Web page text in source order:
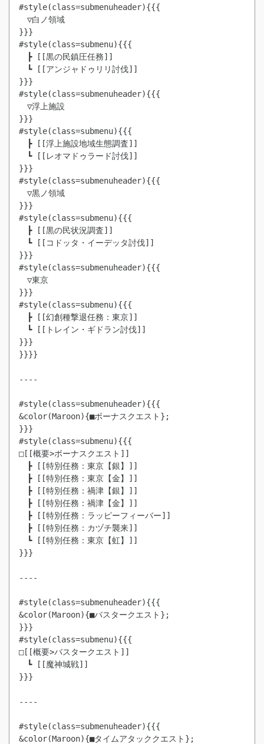
#style(class=submenuheader){{{
▽白ノ領域
}}}
#style(class=submenu){{{
┣ [[黒の民鎮圧任務]]
┗ [[アンジャドゥリリ討伐]]
}}}
#style(class=submenuheader){{{
▽浮上施設
}}}
#style(class=submenu){{{
┣ [[浮上施設地域生態調査]]
┗ [[レオマドゥラード討伐]]
}}}
#style(class=submenuheader){{{
▽黒ノ領域
}}}
#style(class=submenu){{{
┣ [[黒の民状況調査]]
┗ [[コドッタ・イーデッタ討伐]]
}}}
#style(class=submenuheader){{{
▽東京
}}}
#style(class=submenu){{{
┣ [[幻創種撃退任務：東京]]
┗ [[トレイン・ギドラン討伐]]
}}}
}}}}
----
#style(class=submenuheader){{{
&color(Maroon){■ボーナスクエスト};
}}}
#style(class=submenu){{{
□[[概要>ボーナスクエスト]]
┣ [[特別任務：東京【銀】]]
┣ [[特別任務：東京【金】]]
┣ [[特別任務：禍津【銀】]]
┣ [[特別任務：禍津【金】]]
┣ [[特別任務：ラッピーフィーバー]]
┣ [[特別任務：カヅチ襲来]]
┗ [[特別任務：東京【虹】]]
}}}
----
#style(class=submenuheader){{{
&color(Maroon){■バスタークエスト};
}}}
#style(class=submenu){{{
□[[概要>バスタークエスト]]
┗ [[魔神城戦]]
}}}
----
#style(class=submenuheader){{{
&color(Maroon){■タイムアタッククエスト};